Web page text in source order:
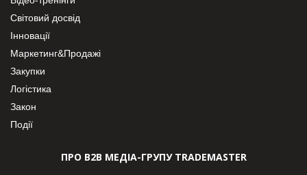
Світовий досвід
Інновації
Маркетинг&Продажі
Закупки
Логістика
Закон
Події
ПРО В2В МЕДІА-ГРУПУ TRADEMASTER